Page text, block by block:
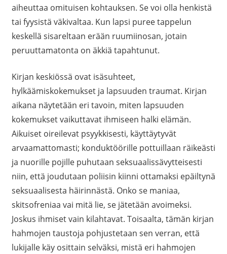
aiheuttaa omituisen kohtauksen. Se voi olla henkistä
tai fyysistä väkivaltaa. Kun lapsi puree tappelun
keskellä sisareltaan erään ruumiinosan, jotain
peruuttamatonta on äkkiä tapahtunut.
Kirjan keskiössä ovat isäsuhteet,
hylkäämiskokemukset ja lapsuuden traumat. Kirjan
aikana näytetään eri tavoin, miten lapsuuden
kokemukset vaikuttavat ihmiseen halki elämän.
Aikuiset oireilevat psyykkisesti, käyttäytyvät
arvaamattomasti; konduktöörille pottuillaan räikeästi
ja nuorille pojille puhutaan seksuaalissävytteisesti
niin, että joudutaan poliisin kiinni ottamaksi epäiltynä
seksuaalisesta häirinnästä. Onko se maniaa,
skitsofreniaa vai mitä lie, se jätetään avoimeksi.
Joskus ihmiset vain kilahtavat. Toisaalta, tämän kirjan
hahmojen taustoja pohjustetaan sen verran, että
lukijalle käy osittain selväksi, mistä eri hahmojen